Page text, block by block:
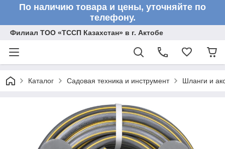
По наличию товара и цены, уточняйте по
телефону.
Филиал ТОО «ТССП Казахстан» в г. Актобе
Каталог Садовая техника и инструмент Шланги и